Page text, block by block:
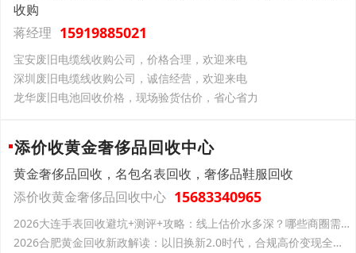
收购
蒋经理 15919885021
宝安废旧电缆线收购公司，价格合理，欢迎来电
深圳废旧电缆线收购公司，诚信经营，欢迎来电
龙华废旧电池回收价格，现场验货估价，省心省力
添价收黄金奢侈品回收中心
黄金奢侈品回收，名包名表回收，奢侈品鞋服回收
添价收黄金奢侈品回收中心 15683340965
2026大连手表回收避坑+测评+攻略：线上估价水多深？哪些商圈需绕道？哪家S+级机构值得去？
2026合肥黄金回收新政解读：以旧换新2.0时代，合规高价变现全攻略